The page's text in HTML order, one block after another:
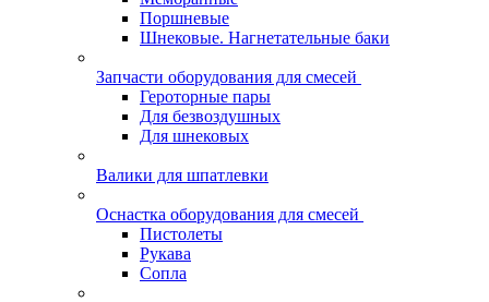
Поршневые
Шнековые. Нагнетательные баки
Запчасти оборудования для смесей
Героторные пары
Для безвоздушных
Для шнековых
Валики для шпатлевки
Оснастка оборудования для смесей
Пистолеты
Рукава
Сопла